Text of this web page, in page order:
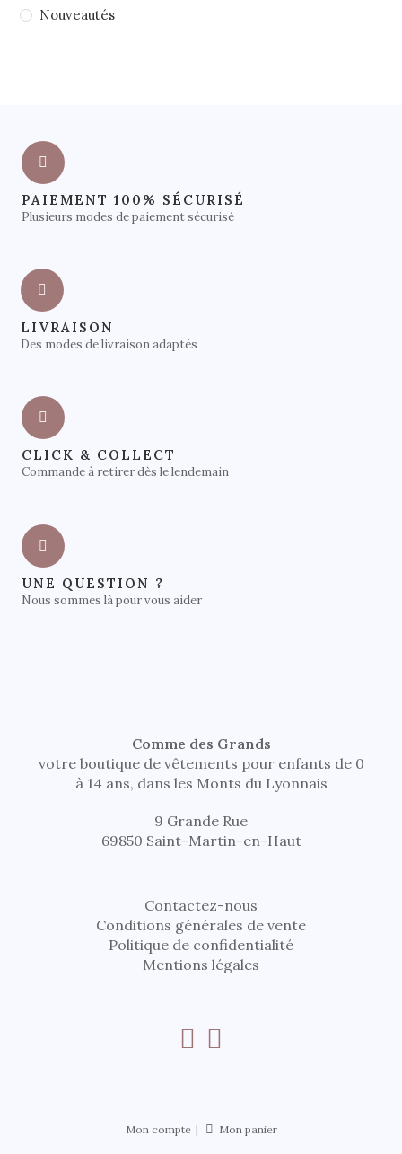
Nouveautés
PAIEMENT 100% SÉCURISÉ
Plusieurs modes de paiement sécurisé
LIVRAISON
Des modes de livraison adaptés
CLICK & COLLECT
Commande à retirer dès le lendemain
UNE QUESTION ?
Nous sommes là pour vous aider
Comme des Grands
votre boutique de vêtements pour enfants de 0
à 14 ans, dans les Monts du Lyonnais
9 Grande Rue
69850 Saint-Martin-en-Haut
Contactez-nous
Conditions générales de vente
Politique de confidentialité
Mentions légales
Mon compte Mon panier